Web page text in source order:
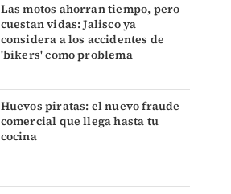
Las motos ahorran tiempo, pero
cuestan vidas: Jalisco ya
considera a los accidentes de
'bikers' como problema
Huevos piratas: el nuevo fraude
comercial que llega hasta tu
cocina